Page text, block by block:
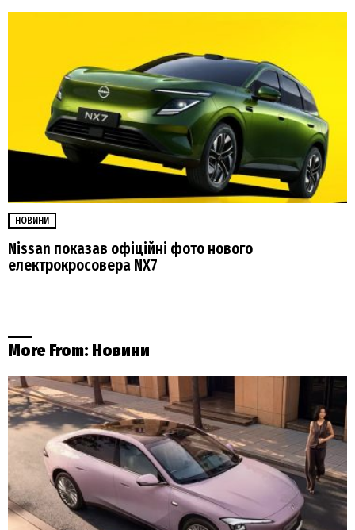
НОВИНИ
Nissan показав офіційні фото нового
електрокросовера NX7
More From: Новини